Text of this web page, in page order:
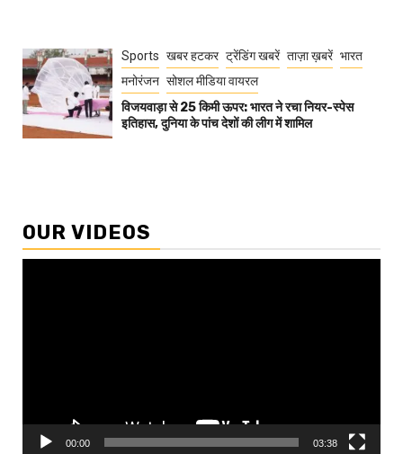
Sports खबर हटकर ट्रेंडिंग खबरें ताज़ा ख़बरें भारत
मनोरंजन सोशल मीडिया वायरल
विजयवाड़ा से 25 किमी ऊपर: भारत ने रचा नियर-स्पेस
इतिहास, दुनिया के पांच देशों की लीग में शामिल
OUR VIDEOS
00:00 03:38